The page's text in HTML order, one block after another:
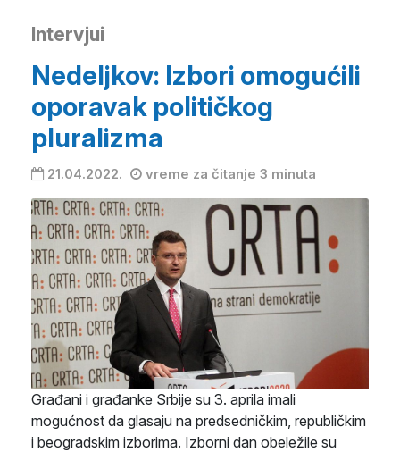
Intervjui
Nedeljkov: Izbori omogućili
oporavak političkog
pluralizma
21.04.2022. vreme za čitanje 3 minuta
Građani i građanke Srbije su 3. aprila imali
mogućnost da glasaju na predsedničkim, republičkim
i beogradskim izborima. Izborni dan obeležile su